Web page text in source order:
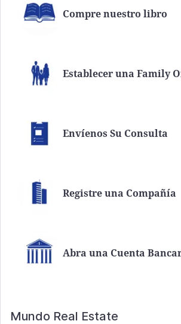
Compre nuestro libro
Establecer una Family
Envíenos Su Consulta
Registre una Compañía
Abra una Cuenta
Mundo Real Estate